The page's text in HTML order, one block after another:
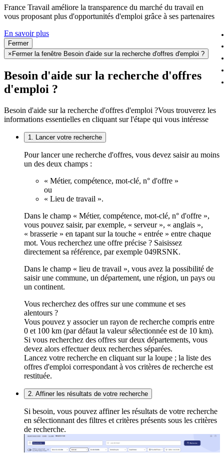
France Travail améliore la transparence du marché du travail en
vous proposant plus d'opportunités d'emploi grâce à ses partenaires
En savoir plus
Fermer
× Fermer la fenêtre Besoin d'aide sur la recherche d'offres d'emploi ?
Besoin d'aide sur la recherche d'offres
d'emploi ?
Besoin d'aide sur la recherche d'offres d'emploi ?Vous trouverez les
informations essentielles en cliquant sur l'étape qui vous intéresse
1. Lancer votre recherche
Pour lancer une recherche d'offres, vous devez saisir au moins
un des deux champs :
« Métier, compétence, mot-clé, n° d'offre »
ou
« Lieu de travail ».
Dans le champ « Métier, compétence, mot-clé, n° d'offre »,
vous pouvez saisir, par exemple, « serveur », « anglais »,
« brasserie » en tapant sur la touche « entrée » entre chaque
mot. Vous recherchez une offre précise ? Saisissez
directement sa référence, par exemple 049RSNK.
Dans le champ « lieu de travail », vous avez la possibilité de
saisir une commune, un département, une région, un pays ou
un continent.
Vous recherchez des offres sur une commune et ses
alentours ?
Vous pouvez y associer un rayon de recherche compris entre
0 et 100 km (par défaut la valeur sélectionnée est de 10 km).
Si vous recherchez des offres sur deux départements, vous
devez alors effectuer deux recherches séparées.
Lancez votre recherche en cliquant sur la loupe ; la liste des
offres d'emploi correspondant à vos critères de recherche est
restituée.
2. Affiner les résultats de votre recherche
Si besoin, vous pouvez affiner les résultats de votre recherche
en sélectionnant des filtres et critères présents sous les critères
de recherche.